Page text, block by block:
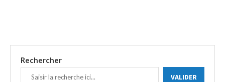
Rechercher
VALIDER